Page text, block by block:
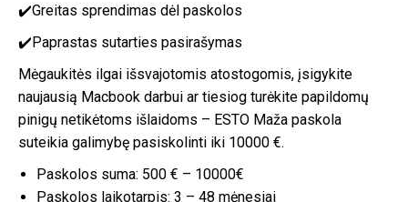
✔️Greitas sprendimas dėl paskolos
✔️Paprastas sutarties pasirašymas
Mėgaukitės ilgai išsvajotomis atostogomis, įsigykite
naujausią Macbook darbui ar tiesiog turėkite papildomų
pinigų netikėtoms išlaidoms – ESTO Maža paskola
suteikia galimybę pasiskolinti iki 10000 €.
Paskolos suma: 500 € – 10000€
Paskolos laikotarpis: 3 – 48 mėnesiai